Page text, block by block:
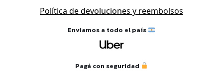
Política de devoluciones y reembolsos
Enviamos a todo el país
Pagá con seguridad
Tu carrito está vacío.
automáticamente.